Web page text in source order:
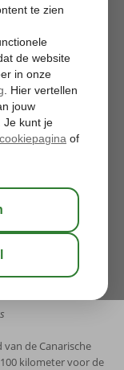
eiland
in een oase
palmbomen
surfhotspots.
Fuerteventura
de Spaanse zon.
Als u al
Eilanden,
op Tenerife,
schijnt minimaal
en uw koffer en
het wonderschone
de Canarische
kilometer voor de